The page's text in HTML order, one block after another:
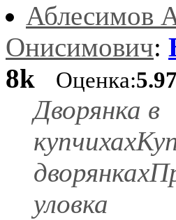
Аблесимов
Онисимович:
8k Оценка:
Дворянка в
уловка